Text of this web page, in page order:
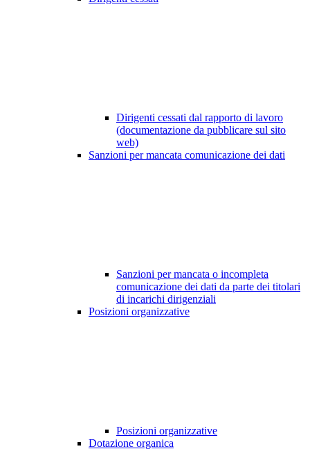
Dirigenti cessati dal rapporto di lavoro
(documentazione da pubblicare sul sito
web)
Sanzioni per mancata comunicazione dei dati
Sanzioni per mancata o incompleta
comunicazione dei dati da parte dei titolari
di incarichi dirigenziali
Posizioni organizzative
Posizioni organizzative
Dotazione organica